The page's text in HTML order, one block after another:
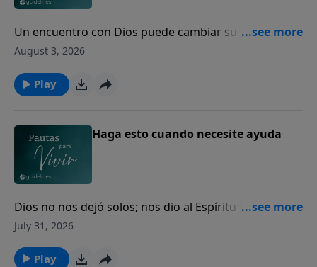
Un encuentro con Dios puede cambiar su vida para
siempre.
August 3, 2026
Play
Haga esto cuando necesite ayuda
Dios no nos dejó solos; nos dio al Espíritu Santo para
guiarnos, fortalecernos y acompañarnos cada día.
July 31, 2026
Play